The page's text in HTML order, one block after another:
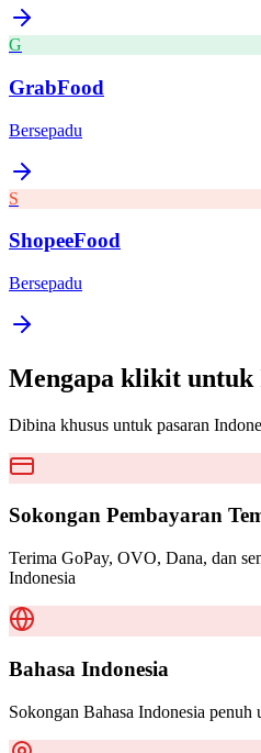
G
GrabFood
Bersepadu
S
ShopeeFood
Bersepadu
Mengapa klikit untuk
Dibina khusus untuk pasaran
Sokongan Pembayaran
Terima GoPay, OVO, Dana, dan
Indonesia
Bahasa Indonesia
Sokongan Bahasa Indonesia penuh